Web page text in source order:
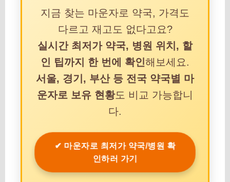
지금 찾는 마운자로 약국, 가격도
다르고 재고도 없다고요?
실시간 최저가 약국, 병원 위치, 할
인 팁까지 한 번에 확인해보세요.
서울, 경기, 부산 등 전국 약국별 마
운자로 보유 현황도 비교 가능합니
다.
✔ 마운자로 최저가 약국/병원 확
인하러 가기